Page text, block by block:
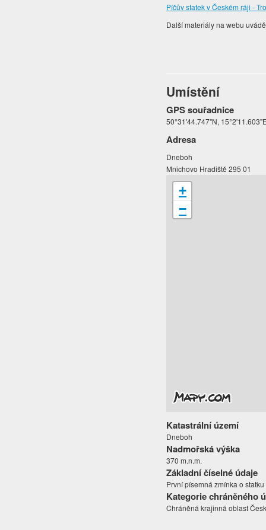
Píčův statek v Českém ráji -
Další materiály na webu
Umístění
GPS souřadnice
50°31'44.747"N,
Adresa
Dneboh
Mnichovo Hradiště 295 01
+
−
Katastrální území
Dneboh
Nadmořská výška
370 m.n.m.
Základní číselné údaje
První písemná zmínka o
Kategorie chráněného
Chráněná krajinná oblast